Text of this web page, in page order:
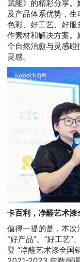
赋能》的精彩分享
及产品体系优势，
色彩、好工艺、好服
作素材和解决方案
个自然治愈与灵感
灵感。
卡百利，净醛艺术漆
值得一提的是，本次
“好产品”、“好工艺”
登 “净醛艺术漆全国